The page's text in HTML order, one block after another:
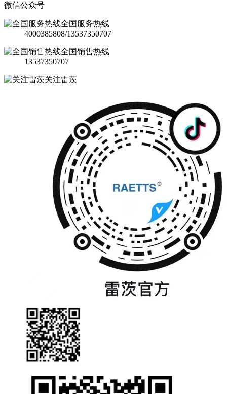
微信公众号
全国服务热线
4000385808/13537350707
全国销售热线
13537350707
关注雷茨